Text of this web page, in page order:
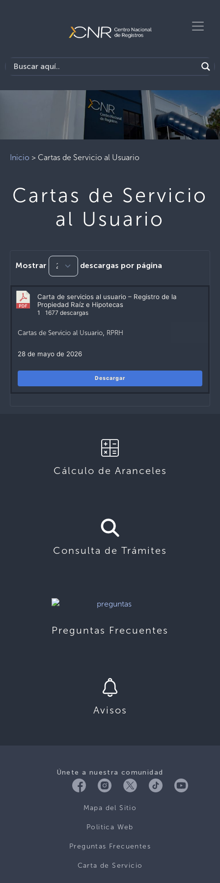
Next
Inicio > Cartas de Servicio al Usuario
Cartas de Servicio
al Usuario
Mostrar descargas por página
Carta de servicios al usuario – Registro de la
Propiedad Raíz e Hipotecas
1 1677 descargas
Cartas de Servicio al Usuario, RPRH
28 de mayo de 2026
Descargar
Cálculo de Aranceles
Consulta de Trámites
Preguntas Frecuentes
Avisos
Únete a nuestra comunidad
Mapa del Sitio
Politica Web
Preguntas Frecuentes
Carta de Servicio